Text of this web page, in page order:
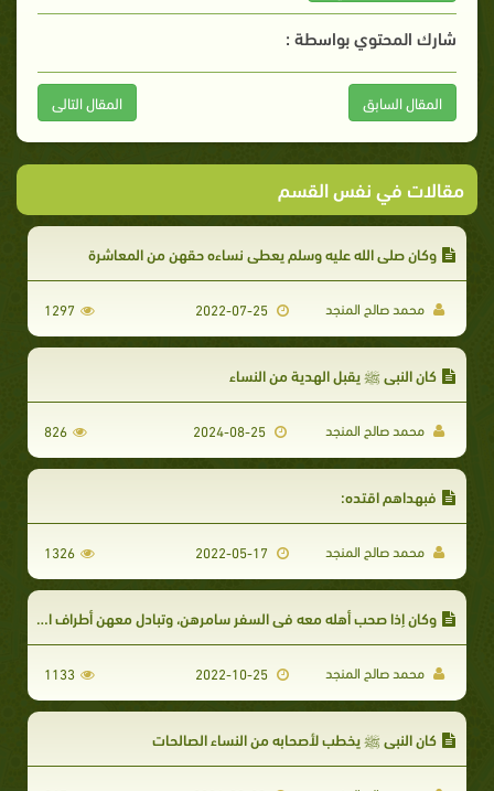
شارك المحتوي بواسطة :
المقال السابق المقال التالى
مقالات في نفس القسم
وكان صلى الله عليه وسلم يعطي نساءه حقهن من المعاشرة
محمد صالح المنجد 2022-07-25
1297
كان النبي ﷺ يقبل الهدية من النساء
محمد صالح المنجد 2024-08-25
826
فبهداهم اقتده:
محمد صالح المنجد 1326
وكان إذا صحب أهله معه في السفر سامرهن، وتبادل معهن أطراف الحديث:
محمد صالح المنجد 2022-10-25
1133
كان النبي ﷺ يخطب لأصحابه من النساء الصالحات